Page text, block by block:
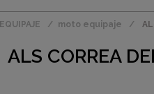
moto equipaje
ALS CORREA